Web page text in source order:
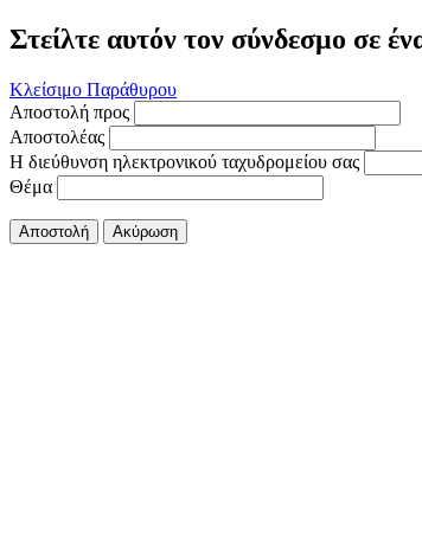
Στείλτε αυτόν τον σύνδεσμο σε
Κλείσιμο Παράθυρου
Αποστολή προς
Αποστολέας
Η διεύθυνση ηλεκτρονικού ταχυδρομείου σας
Θέμα
Αποστολή Ακύρωση